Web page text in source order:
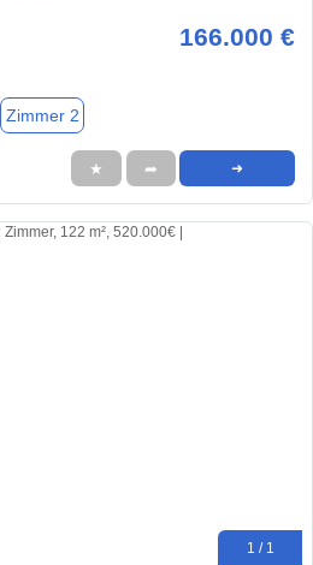
166.000 €
Zimmer 2
★ ➦ ➜
1 / 1